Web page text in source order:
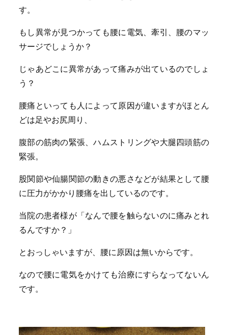
す。
もし異常が見つかっても腰に電気、牽引、腰のマッ
サージでしょうか？
じゃあどこに異常があって痛みが出ているのでしょ
う？
腰痛といっても人によって原因が違いますがほとん
どは足やお尻周り、
腹部の筋肉の緊張、ハムストリングや大腿四頭筋の
緊張。
股関節や仙腸関節の動きの悪さなどが結果として腰
に圧力がかかり腰痛を出しているのです。
当院の患者様が「なんで腰を触らないのに痛みとれ
るんですか？」
とおっしゃいますが、腰に原因は無いからです。
なので腰に電気をかけても治療にすらなってないん
です。